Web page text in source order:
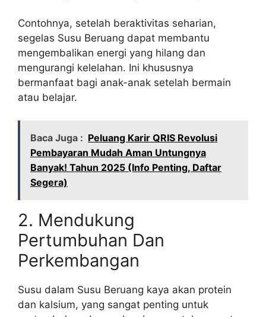
Contohnya, setelah beraktivitas seharian,
segelas Susu Beruang dapat membantu
mengembalikan energi yang hilang dan
mengurangi kelelahan. Ini khususnya
bermanfaat bagi anak-anak setelah bermain
atau belajar.
Baca Juga : Peluang Karir QRIS Revolusi
Pembayaran Mudah Aman Untungnya
Banyak! Tahun 2025 (Info Penting, Daftar
Segera)
2. Mendukung
Pertumbuhan Dan
Perkembangan
Susu dalam Susu Beruang kaya akan protein
dan kalsium, yang sangat penting untuk